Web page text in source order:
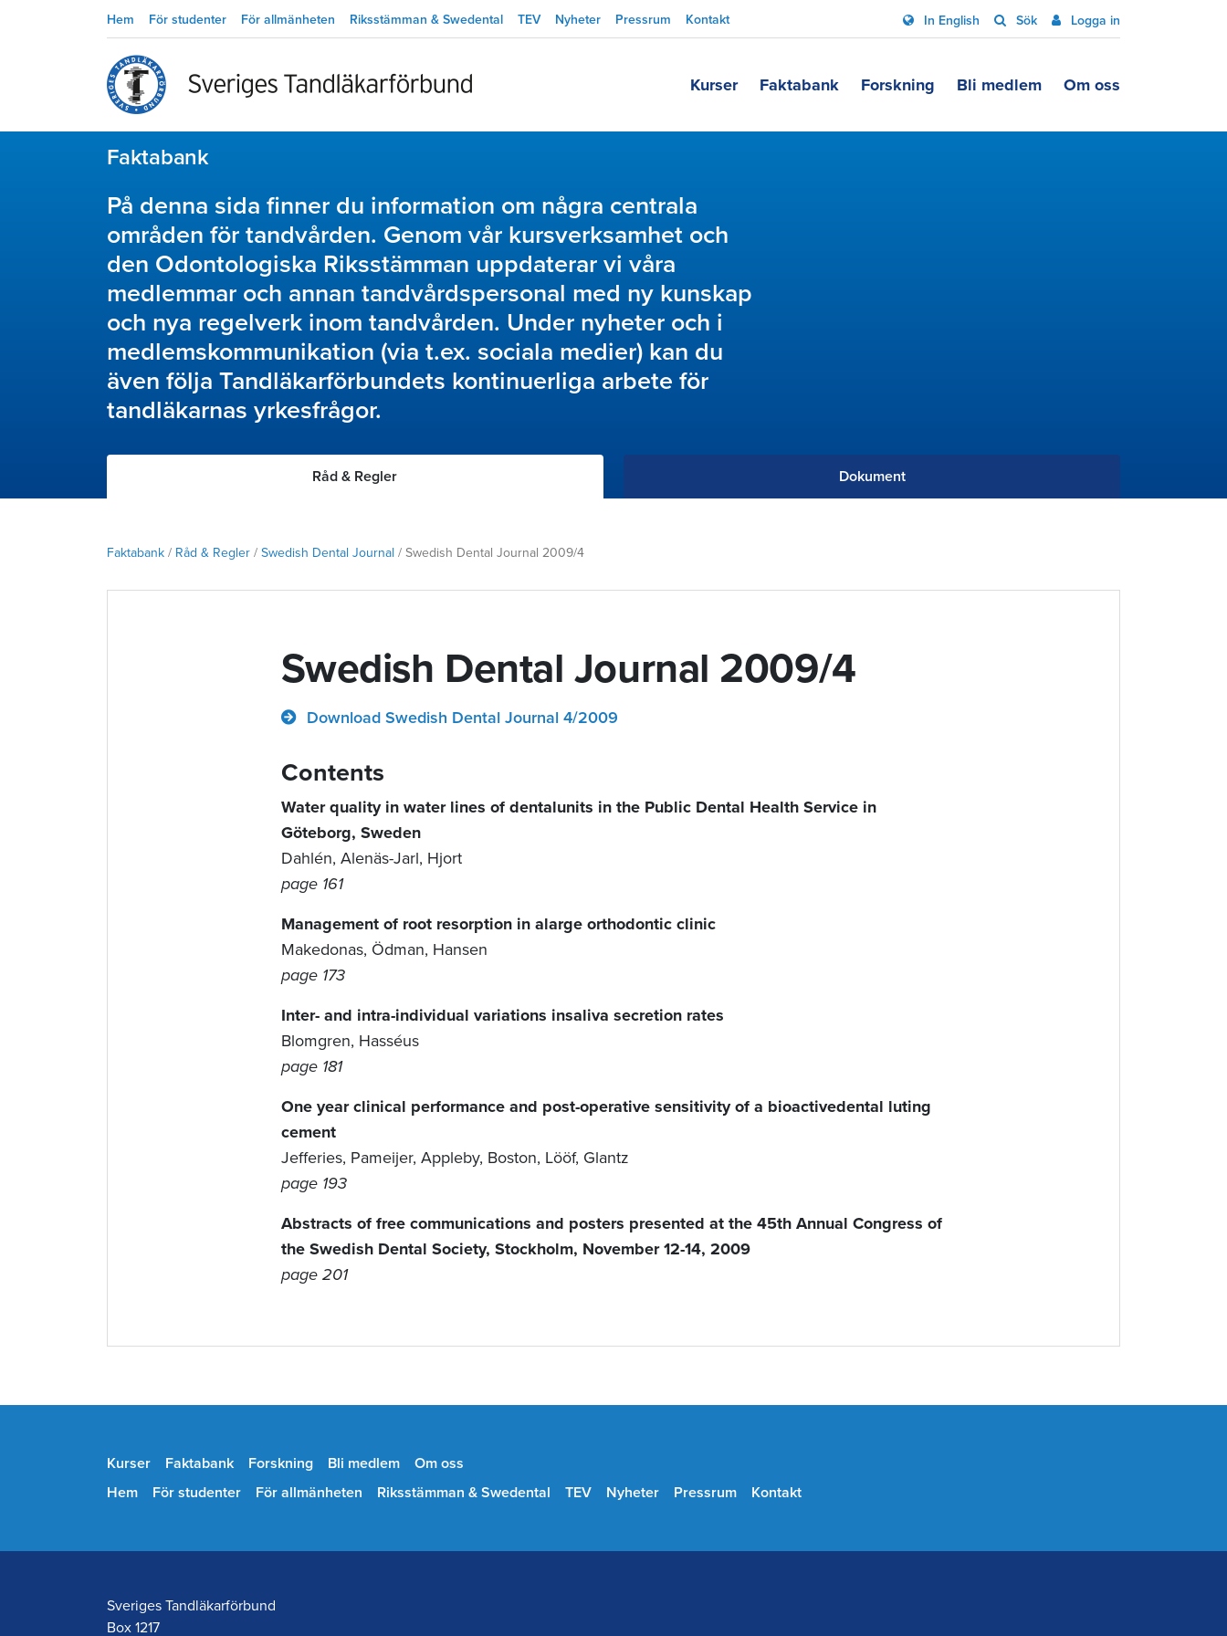
Hem För studenter För allmänheten Riksstämman & Swedental TEV Nyheter Pressrum Kontakt In English Sök Logga in
Kurser Faktabank Forskning Bli medlem Om oss
Faktabank
På denna sida finner du information om några centrala
områden för tandvården. Genom vår kursverksamhet och
den Odontologiska Riksstämman uppdaterar vi våra
medlemmar och annan tandvårdspersonal med ny kunskap
och nya regelverk inom tandvården. Under nyheter och i
medlemskommunikation (via t.ex. sociala medier) kan du
även följa Tandläkarförbundets kontinuerliga arbete för
tandläkarnas yrkesfrågor.
Råd & Regler Dokument
Faktabank / Råd & Regler / Swedish Dental Journal / Swedish Dental Journal 2009/4
Swedish Dental Journal 2009/4
Download Swedish Dental Journal 4/2009
Contents
Water quality in water lines of dentalunits in the Public Dental Health Service in
Göteborg, Sweden
Dahlén, Alenäs-Jarl, Hjort
page 161
Management of root resorption in alarge orthodontic clinic
Makedonas, Ödman, Hansen
page 173
Inter- and intra-individual variations insaliva secretion rates
Blomgren, Hasséus
page 181
One year clinical performance and post-operative sensitivity of a bioactivedental luting
cement
Jefferies, Pameijer, Appleby, Boston, Lööf, Glantz
page 193
Abstracts of free communications and posters presented at the 45th Annual Congress of
the Swedish Dental Society, Stockholm, November 12-14, 2009
page 201
Kurser Faktabank Forskning Bli medlem
Om oss
Hem
För studenter För allmänheten Riksstämman & Swedental TEV Nyheter Pressrum Kontakt
Sveriges Tandläkarförbund
Box 1217